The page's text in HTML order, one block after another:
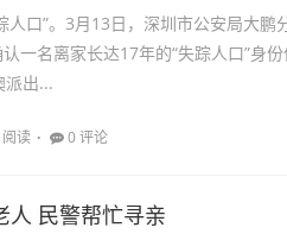
人口”。3月13日，深圳市公安局大鹏
一名离家长达17年的“失踪人口”身
派出...
读 0 评论
人 民警帮忙寻亲